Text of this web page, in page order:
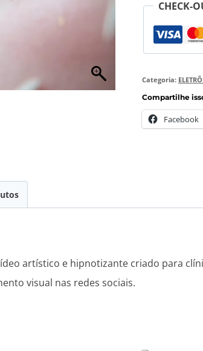
CHECK-
Categoria:
Compartilhe
Facebook
artístico e hipnotizante criado para
visual nas redes sociais.